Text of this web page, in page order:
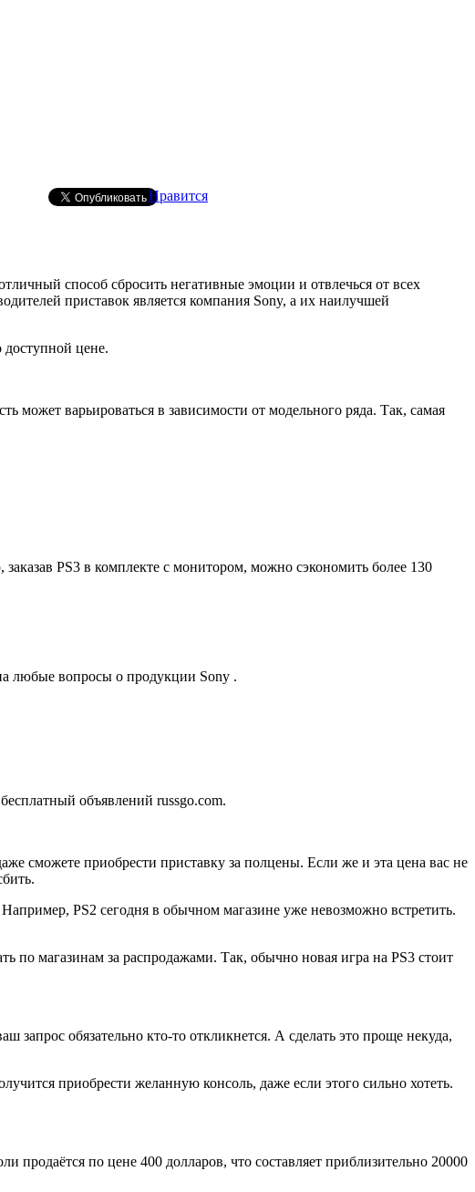
Нравится
способ сбросить негативные эмоции и отвлечься от всех
приставок является компания Sony, а их наилучшей
цене.
может варьироваться в зависимости от модельного ряда. Так, самая
PS3 в комплекте с монитором, можно сэкономить более 130
любые вопросы о продукции Sony .
объявлений russgo.com.
сможете приобрести приставку за полцены. Если же и эта цена вас не
PS2 сегодня в обычном магазине уже невозможно встретить.
по магазинам за распродажами. Так, обычно новая игра на PS3 стоит
обязательно кто-то откликнется. А сделать это проще некуда,
приобрести желанную консоль, даже если этого сильно хотеть.
по цене 400 долларов, что составляет приблизительно 20000